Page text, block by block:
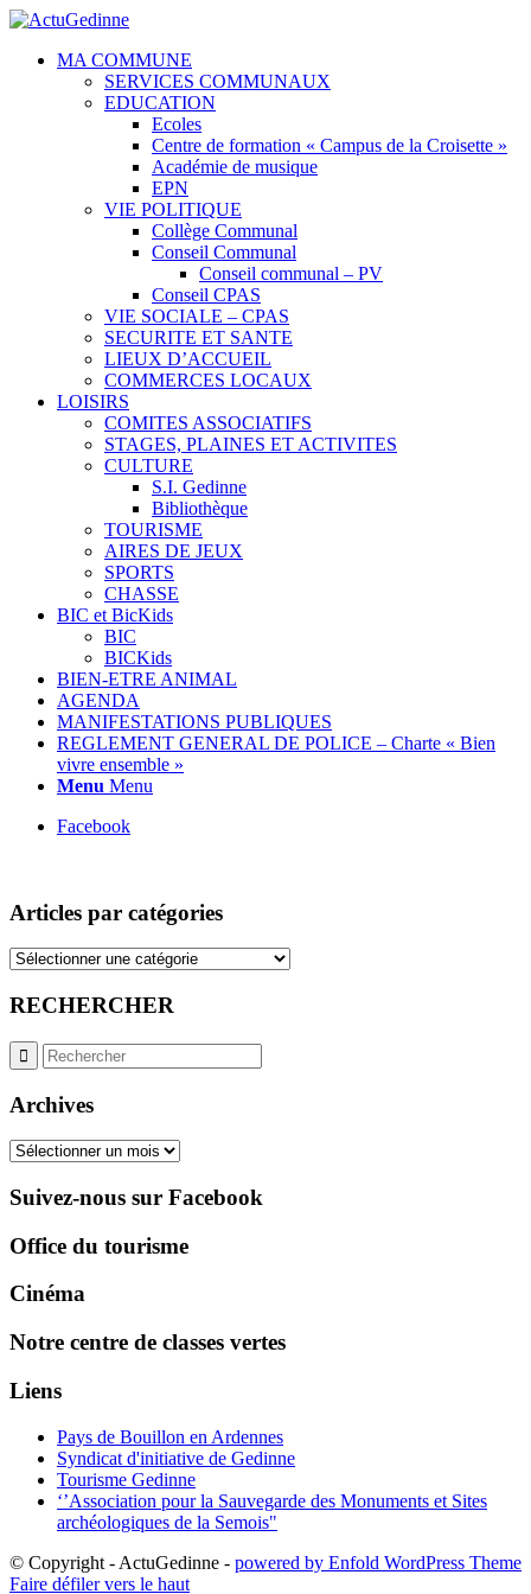
MA COMMUNE
SERVICES COMMUNAUX
EDUCATION
Ecoles
Centre de formation « Campus de la Croisette »
Académie de musique
EPN
VIE POLITIQUE
Collège Communal
Conseil Communal
Conseil communal – PV
Conseil CPAS
VIE SOCIALE – CPAS
SECURITE ET SANTE
LIEUX D’ACCUEIL
COMMERCES LOCAUX
LOISIRS
COMITES ASSOCIATIFS
STAGES, PLAINES ET ACTIVITES
CULTURE
S.I. Gedinne
Bibliothèque
TOURISME
AIRES DE JEUX
SPORTS
CHASSE
BIC et BicKids
BIC
BICKids
BIEN-ETRE ANIMAL
AGENDA
MANIFESTATIONS PUBLIQUES
REGLEMENT GENERAL DE POLICE – Charte « Bien
vivre ensemble »
Menu Menu
Facebook
Articles par catégories
Articles
catégories
RECHERCHER
Archives
Archives
Suivez-nous sur Facebook
Office du tourisme
Cinéma
Notre centre de classes vertes
Liens
Pays de Bouillon en Ardennes
Syndicat d'initiative de Gedinne
Tourisme Gedinne
‘’Association pour la Sauvegarde des Monuments et Sites
archéologiques de la Semois"
© Copyright - ActuGedinne - powered by Enfold WordPress Theme
Faire défiler vers le haut